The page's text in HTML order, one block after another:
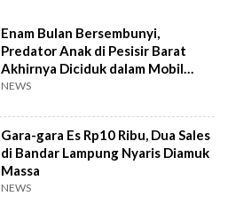
Enam Bulan Bersembunyi,
Predator Anak di Pesisir Barat
Akhirnya Diciduk dalam Mobil
Travel
NEWS
Gara-gara Es Rp10 Ribu, Dua Sales
di Bandar Lampung Nyaris Diamuk
Massa
NEWS